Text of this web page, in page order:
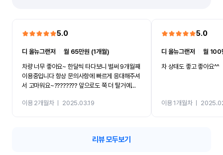
5.0
디 올뉴그랜저 ㅣ월 65만원 (1개월)
차량 너무 좋아요~ 한달씩 타다보니 벌써 9개월째
이용중입니다 항상 문의사항에 빠르게 응대해주셔
서 고마워요~???????? 앞으로도 쭉 더 탈거예
이용 2개월차ㅣ 2025.03.19
5.0
디 올뉴그랜저 ㅣ월 100
차 상태도 좋고 좋아요^^
이용 1개월차ㅣ
리뷰 모두보기